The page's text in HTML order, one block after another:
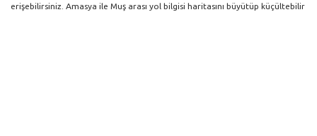
erişebilirsiniz. Amasya ile Muş arası yol bilgisi haritasını büyütüp küçültebilir